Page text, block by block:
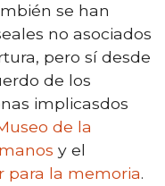
se han
no asociados
pero sí desde
de los
implicasdos
de la
y el
para la memoria.